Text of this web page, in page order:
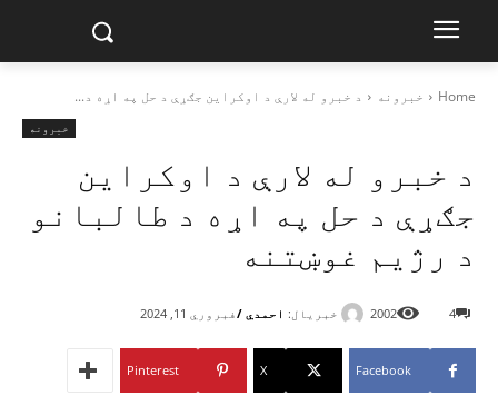
Home خبرونه د خبرو له لارې د اوکراین جګړې د حل په اړه د...
خبرونه
د خبرو له لارې د اوکراین
جګړې د حل په اړه د طالبانو
د رژیم غوښتنه
خبریال: احمدي /فبروري 11, 2024 4
2002
Facebook
X
Pinterest